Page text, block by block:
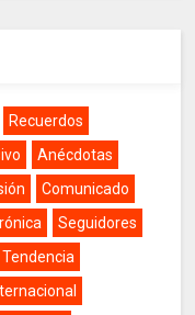
Recuerdos
Anécdotas
Comunicado
Seguidores
Tendencia